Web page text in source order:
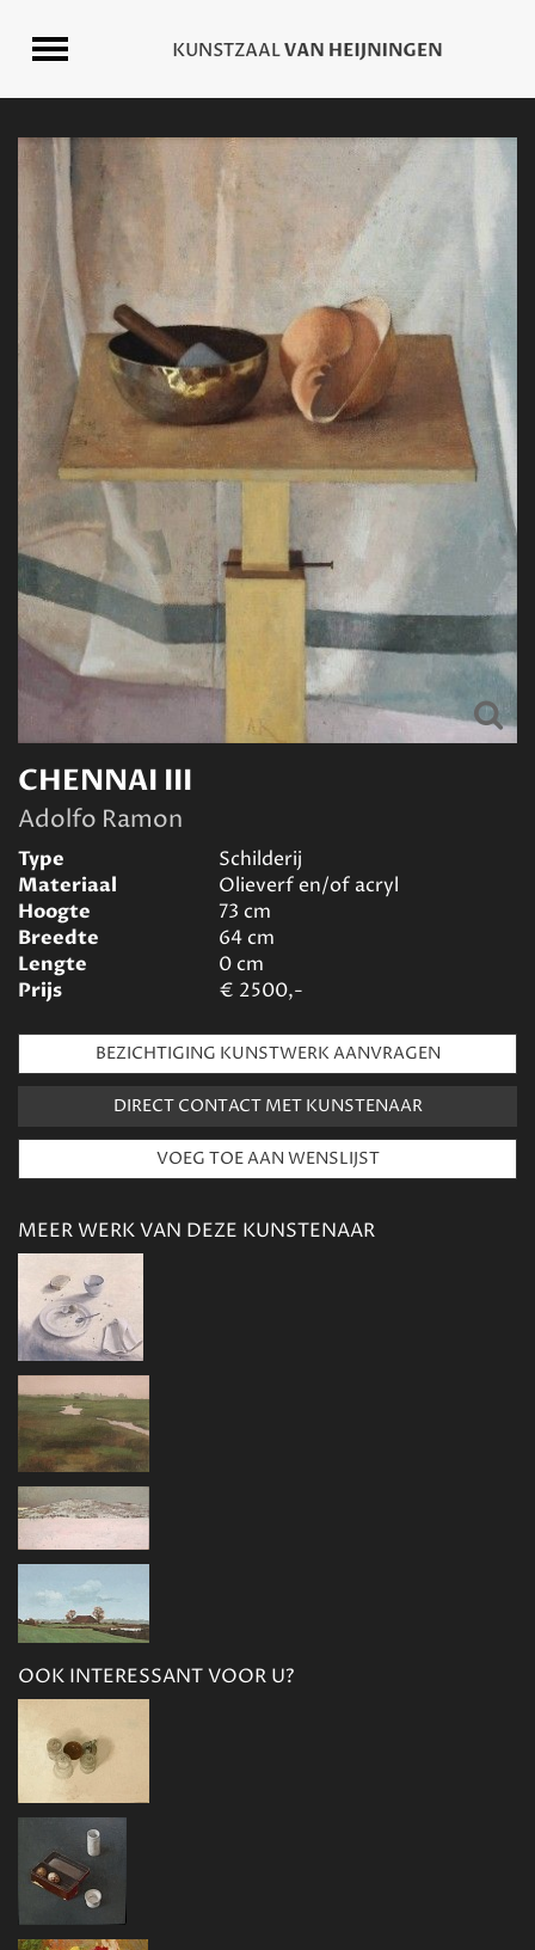
CHENNAI III
Adolfo Ramon
Type
Schilderij
Materiaal
Olieverf en/of acryl
Hoogte
73 cm
Breedte
64cm
Lengte
0cm
Prijs
€ 2500,-
BEZICHTIGING KUNSTWERK AANVRAGEN
DIRECT CONTACT MET KUNSTENAAR
MEER WERK VAN DEZE KUNSTENAAR
OOK INTERESSANT VOOR U?